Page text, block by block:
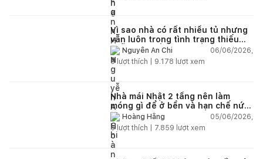
Vì sao nhà có rất nhiều tủ nhưng
vẫn luôn trong tình trạng thiếu
chỗ chứa đồ?
Nguyễn An Chi
06/06/2026,
5lượt thích | 9.178 lượt xem
Nhà mái Nhật 2 tầng nên làm
móng gì để ở bền và hạn chế nứt
lún?Hoàng Hằng
05/06/2026,
5lượt thích | 7.859 lượt xem